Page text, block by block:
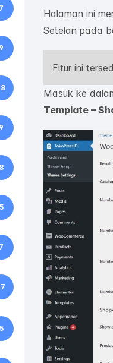
7
9
9
8
5
7
5
Halaman ini
Setelan pada
Fitur ini
Masuk ke
Template –